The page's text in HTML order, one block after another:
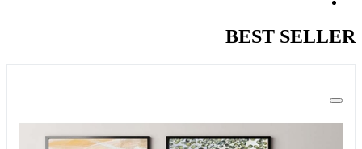
BEST SELLER